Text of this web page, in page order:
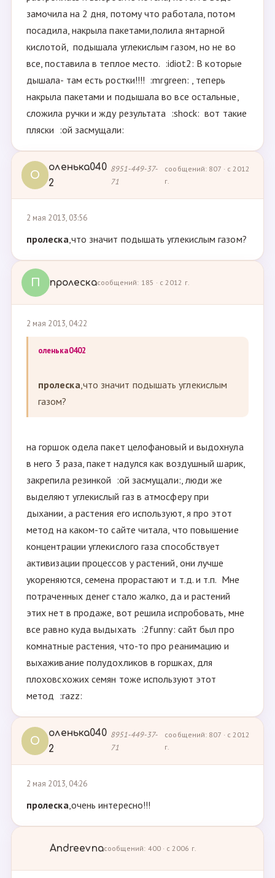
замочила на 2 дня, потому что работала, потом
посадила, накрыла пакетами,полила янтарной
кислотой, подышала углекислым газом, но не во
все, поставила в теплое место. :idiot2: В которые
дышала- там есть ростки!!!! :mrgreen: , теперь
накрыла пакетами и подышала во все остальные,
сложила ручки и жду результата :shock: вот такие
пляски :ой засмущали:
О
оленька040
2
8951-449-37-
71
сообщений: 807 · с 2012
г.
2 мая 2013, 03:56
пролеска,что значит подышать углекислым газом?
П пролескасообщений: 185 · с 2012 г.
2 мая 2013, 04:22
оленька0402
пролеска,что значит подышать углекислым
газом?
на горшок одела пакет целофановый и выдохнула
в него 3 раза, пакет надулся как воздушный шарик,
закрепила резинкой :ой засмущали:, люди же
выделяют углекислый газ в атмосферу при
дыхании, а растения его используют, я про этот
метод на каком-то сайте читала, что повышение
концентрации углекислого газа способствует
активизации процессов у растений, они лучше
укореняются, семена прорастают и т.д. и т.п. Мне
потраченных денег стало жалко, да и растений
этих нет в продаже, вот решила испробовать, мне
все равно куда выдыхать :2funny: сайт был про
комнатные растения, что-то про реанимацию и
выхаживание полудохликов в горшках, для
плоховсхожих семян тоже используют этот
метод :razz:
О
оленька040
2
8951-449-37-
71
сообщений: 807 · с 2012
г.
2 мая 2013, 04:26
пролеска,очень интересно!!!
Andreevnaсообщений: 400 · с 2006 г.